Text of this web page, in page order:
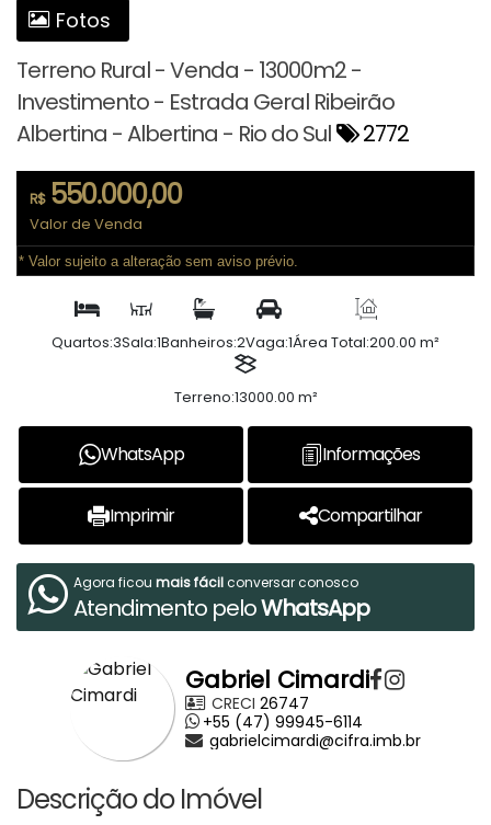
Fotos
Terreno Rural - Venda - 13000m2 -
Investimento - Estrada Geral Ribeirão
Albertina - Albertina - Rio do Sul
2772
R$550.000,00
Valor de Venda
* Valor sujeito a alteração sem aviso prévio.
Quartos:3Sala:1Banheiros:2Vaga:1Área Total:200.00 m²
Terreno:13000.00 m²
WhatsApp Informações
Imprimir Compartilhar
Agora ficou mais fácilconversar conosco
Atendimento peloWhatsApp
Gabriel Cimardi
CRECI 26747
+55 (47) 99945-6114
gabrielcimardi@cifra.imb.br
Descrição do Imóvel